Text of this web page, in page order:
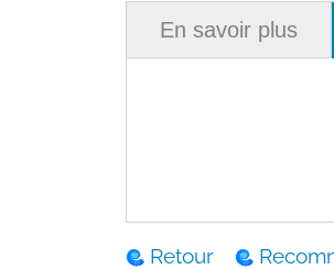
En savoir plus
Retour